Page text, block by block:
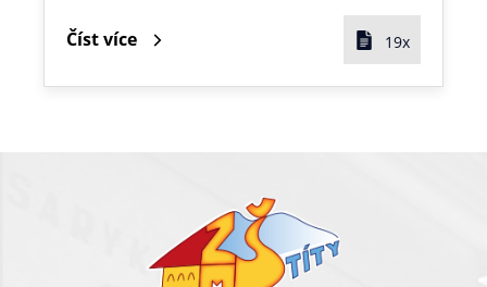
Číst více 19x